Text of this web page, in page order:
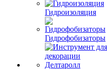
Гидроизоляция
Гидрофобизаторы